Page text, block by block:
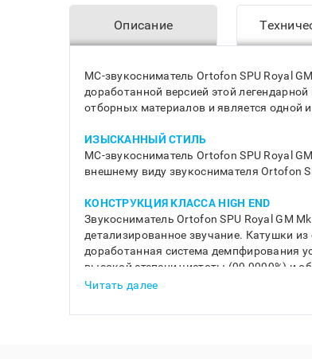
Описание
MC-звукосниматель Ortofon SPU Royal
доработанной версией этой
отборных материалов и является одной
ИЗЫСКАННЫЙ СТИЛЬ
MC-звукосниматель Ortofon SPU Royal
внешнему виду звукоснимателя Ortofon
КОНСТРУКЦИЯ КЛАССА HIGH END
Звукосниматель Ortofon SPU Royal GM
детализированное звучание. Катушки
доработанная система демпфирования
высокой степени чистоты (99,9999%) и
Звукосниматель Ortofon SPU Royal GM
Читать далее